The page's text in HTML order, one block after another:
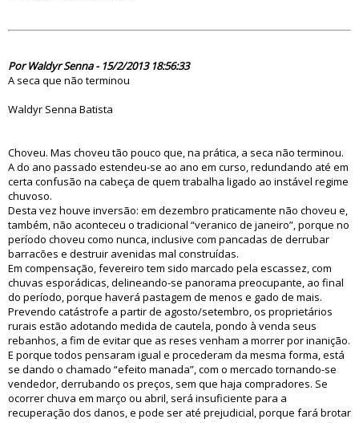
Por Waldyr Senna - 15/2/2013 18:56:33
A seca que não terminou
Waldyr Senna Batista
Choveu. Mas choveu tão pouco que, na prática, a seca não terminou.
A do ano passado estendeu-se ao ano em curso, redundando até em
certa confusão na cabeça de quem trabalha ligado ao instável regime
chuvoso.
Desta vez houve inversão: em dezembro praticamente não choveu e,
também, não aconteceu o tradicional “veranico de janeiro”, porque no
período choveu como nunca, inclusive com pancadas de derrubar
barracões e destruir avenidas mal construídas.
Em compensação, fevereiro tem sido marcado pela escassez, com
chuvas esporádicas, delineando-se panorama preocupante, ao final
do período, porque haverá pastagem de menos e gado de mais.
Prevendo catástrofe a partir de agosto/setembro, os proprietários
rurais estão adotando medida de cautela, pondo à venda seus
rebanhos, a fim de evitar que as reses venham a morrer por inanição.
E porque todos pensaram igual e procederam da mesma forma, está
se dando o chamado “efeito manada”, com o mercado tornando-se
vendedor, derrubando os preços, sem que haja compradores. Se
ocorrer chuva em março ou abril, será insuficiente para a
recuperação dos danos, e pode ser até prejudicial, porque fará brotar